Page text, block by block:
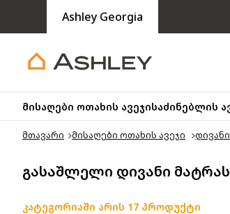
Ashley Georgia
მისაღები ოთახის ავეჯისაძინებლის
მთავარი მისაღები ოთახის ავეჯი დივანი
გასაშლელი დივანი
კატეგორიაში არის 17 პროდუქტი